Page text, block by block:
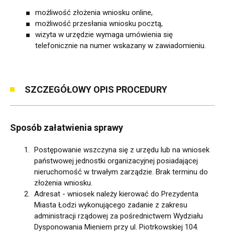
możliwość złożenia wniosku online,
możliwość przesłania wniosku pocztą,
wizyta w urzędzie wymaga umówienia się
telefonicznie na numer wskazany w zawiadomieniu.
SZCZEGÓŁOWY OPIS PROCEDURY
Sposób załatwienia sprawy
Postępowanie wszczyna się z urzędu lub na wniosek
państwowej jednostki organizacyjnej posiadającej
nieruchomość w trwałym zarządzie. Brak terminu do
złożenia wniosku.
Adresat - wniosek należy kierować do Prezydenta
Miasta Łodzi wykonującego zadanie z zakresu
administracji rządowej za pośrednictwem Wydziału
Dysponowania Mieniem przy ul. Piotrkowskiej 104.